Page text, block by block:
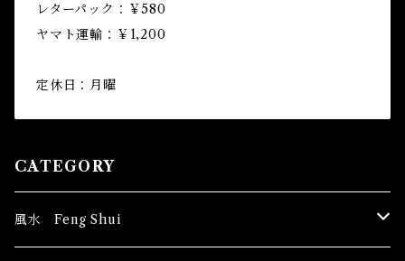
レターパック：￥580
ヤマト運輸：￥1,200
定休日：月曜
CATEGORY
風水 Feng Shui